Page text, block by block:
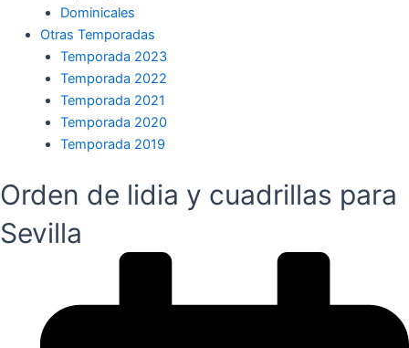
Dominicales
Otras Temporadas
Temporada 2023
Temporada 2022
Temporada 2021
Temporada 2020
Temporada 2019
Orden de lidia y cuadrillas para
Sevilla